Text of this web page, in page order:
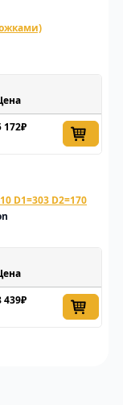
172₽
D1=303 D2=170
439₽